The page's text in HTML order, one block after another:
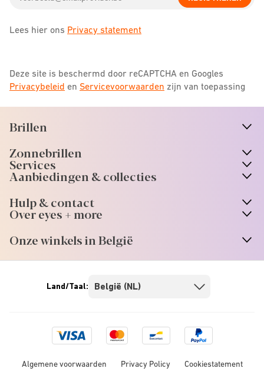
Lees hier ons Privacy statement
Deze site is beschermd door reCAPTCHA en Googles
Privacybeleid en Servicevoorwaarden zijn van toepassing
Brillen
Zonnebrillen
Services
Aanbiedingen & collecties
Hulp & contact
Over eyes + more
Onze winkels in België
Visa
logo
Mastercard
logo
Bancontact
logo
Paypal
Land/Taal:
Algemene voorwaarden Privacy Policy Cookiestatement